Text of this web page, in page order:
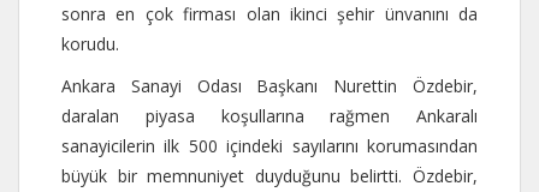
sonra en çok firması olan ikinci şehir ünvanını da
korudu.
Ankara Sanayi Odası Başkanı Nurettin Özdebir,
daralan piyasa koşullarına rağmen Ankaralı
sanayicilerin ilk 500 içindeki sayılarını korumasından
büyük bir memnuniyet duyduğunu belirtti. Özdebir,